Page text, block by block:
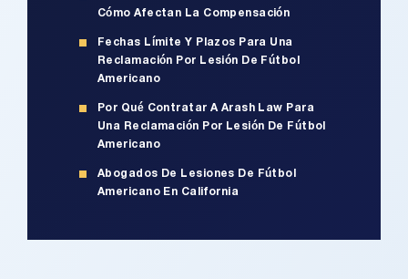
Cómo Afectan La Compensación
Fechas Límite Y Plazos Para Una
Reclamación Por Lesión De Fútbol
Americano
Por Qué Contratar A Arash Law Para
Una Reclamación Por Lesión De Fútbol
Americano
Abogados De Lesiones De Fútbol
Americano En California